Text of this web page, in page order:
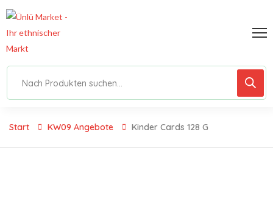
Start KW09 Angebote Kinder Cards 128 G